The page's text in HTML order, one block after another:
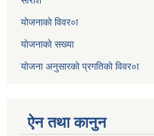
याेजनाकाे विवर०ा
याेजनाकाे सख्या
याेजना अनुसारकाे प्रगतिकाे विवर०ा
ऐन तथा कानुन